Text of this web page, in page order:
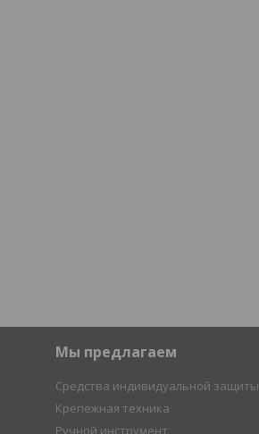
Мы предлагаем
Средства индивидуальной защиты
Крепежная техника
Ручной инструмент